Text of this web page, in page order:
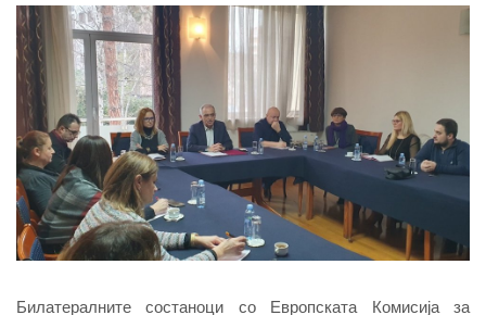
Билатералните состаноци со Европската Комисија за